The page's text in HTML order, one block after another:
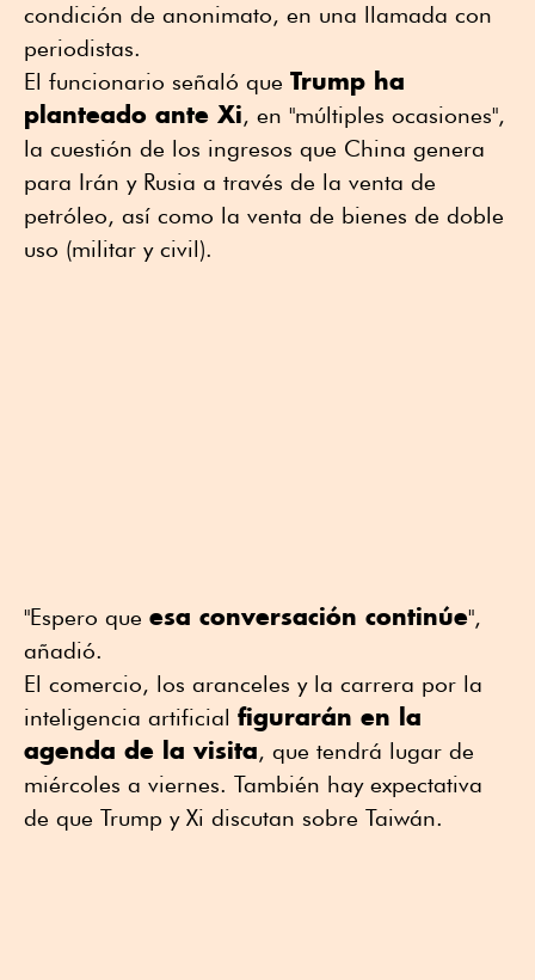
condición de anonimato, en una llamada con
periodistas.
El funcionario señaló que Trump ha
planteado ante Xi, en "múltiples ocasiones",
la cuestión de los ingresos que China genera
para Irán y Rusia a través de la venta de
petróleo, así como la venta de bienes de doble
uso (militar y civil).
"Espero que esa conversación continúe",
añadió.
El comercio, los aranceles y la carrera por la
inteligencia artificial figurarán en la
agenda de la visita, que tendrá lugar de
miércoles a viernes. También hay expectativa
de que Trump y Xi discutan sobre Taiwán.